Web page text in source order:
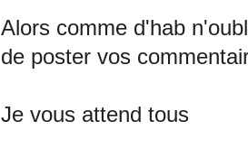
Alors comme d'hab
de poster vos
Je vous attend tous